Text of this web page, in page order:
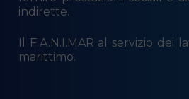
indirette.
Il F.A.N.I.MAR al servizio dei
marittimo.